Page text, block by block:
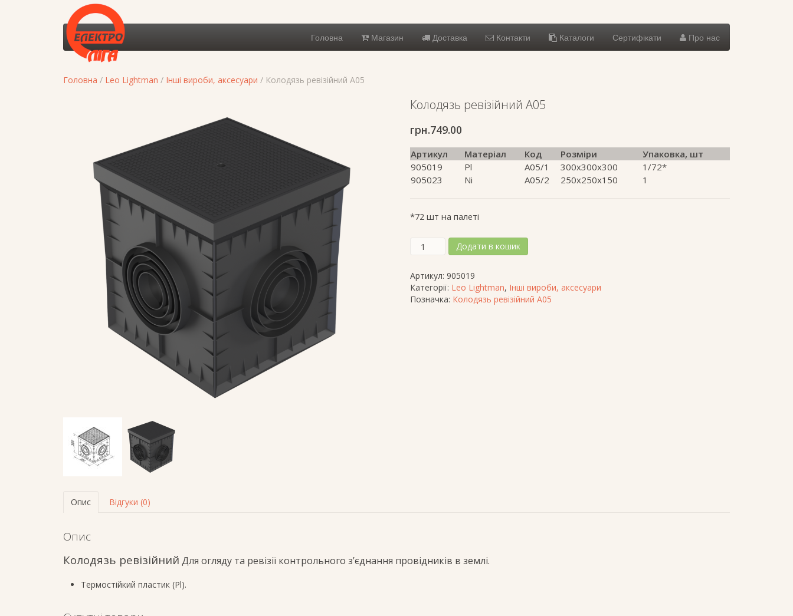
Головна Магазин Доставка Контакти Каталоги Сертифікати Про нас
Головна / Leo Lightman / Інші вироби, аксесуари / Колодязь ревізійний A05
Колодязь ревізійний A05
грн.749.00
Артикул Матеріал Код Розміри
Упаковка, шт
905019
Pl A05/1 300х300х300
1/72*
905023
Ni A05/2 250x250x150 1
*72 шт на палеті
Колодязь
ревізійний
кількість
Додати в кошик
Артикул: 905019
Категорії: Leo Lightman, Інші вироби, аксесуари
Позначка: Колодязь ревізійний A05
Опис Відгуки (0)
Опис
Колодязь ревізійний Для огляду та ревізії контрольного з’єднання провідників в землі.
Термостійкий пластик (Pl).